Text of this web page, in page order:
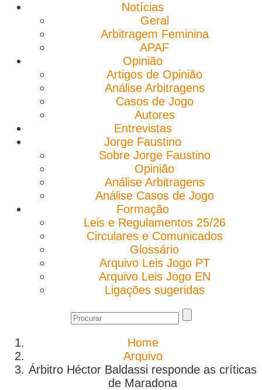
Notícias
Geral
Arbitragem Feminina
APAF
Opinião
Artigos de Opinião
Análise Arbitragens
Casos de Jogo
Autores
Entrevistas
Jorge Faustino
Sobre Jorge Faustino
Opinião
Análise Arbitragens
Análise Casos de Jogo
Formação
Leis e Regulamentos 25/26
Circulares e Comunicados
Glossário
Arquivo Leis Jogo PT
Arquivo Leis Jogo EN
Ligações sugeridas
Home
Arquivo
Árbitro Héctor Baldassi responde as críticas
de Maradona